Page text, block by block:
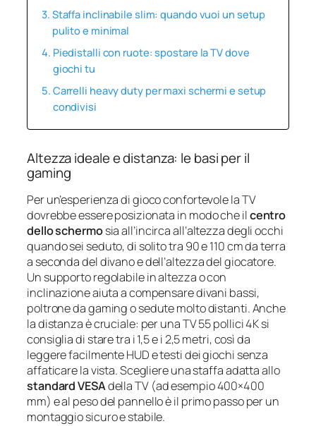
Staffa inclinabile slim: quando vuoi un setup
pulito e minimal
Piedistalli con ruote: spostare la TV dove
giochi tu
Carrelli heavy duty per maxi schermi e setup
condivisi
Altezza ideale e distanza: le basi per il
gaming
Per un’esperienza di gioco confortevole la TV
dovrebbe essere posizionata in modo che ilcentro
dello schermosia all’incirca all’altezza degli occhi
quando sei seduto, di solito tra 90 e 110 cm da terra
a seconda del divano e dell’altezza del giocatore.
Un supporto regolabile in altezza o con
inclinazione aiuta a compensare divani bassi,
poltrone da gaming o sedute molto distanti. Anche
la distanza è cruciale: per una TV 55 pollici 4K si
consiglia di stare tra i 1,5 e i 2,5 metri, così da
leggere facilmente HUD e testi dei giochi senza
affaticare la vista. Scegliere una staffa adatta allo
standard VESAdella TV (ad esempio 400×400
mm) e al peso del pannello è il primo passo per un
montaggio sicuro e stabile.